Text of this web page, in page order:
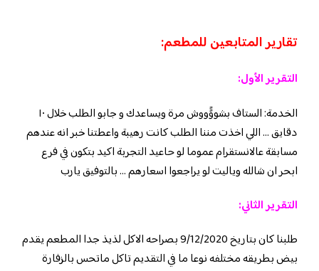
تقارير المتابعين للمطعم:
التقرير الأول:
الخدمة: الستاف بشووًًووش مرة ويساعدك و جابو الطلب خلال ١٠
دقايق … اللي اخذت مننا الطلب كانت رهيبة واعطتنا خبر انه عندهم
مسابقة عالانستقرام عموما لو حاعيد التجربة اكيد بتكون في فرع
ابحر ان شالله وياليت لو يراجعوا اسعارهم … بالتوفيق يارب
التقرير الثاني:
طلبنا كان بتاريخ 9/12/2020 بصراحه الاكل لذيذ جدا المطعم يقدم
بيض بطريقه مختلفه نوعا ما في التقديم تاكل ماتحس بالزفارة